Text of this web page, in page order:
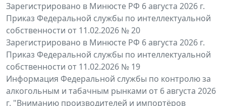
Зарегистрировано в Минюсте РФ 6 августа 2026 г.
Приказ Федеральной службы по интеллектуальной
собственности от 11.02.2026 № 20
Зарегистрировано в Минюсте РФ 6 августа 2026 г.
Приказ Федеральной службы по интеллектуальной
собственности от 11.02.2026 № 19
Информация Федеральной службы по контролю за
алкогольным и табачным рынками от 6 августа 2026
г. "Вниманию производителей и импортёров